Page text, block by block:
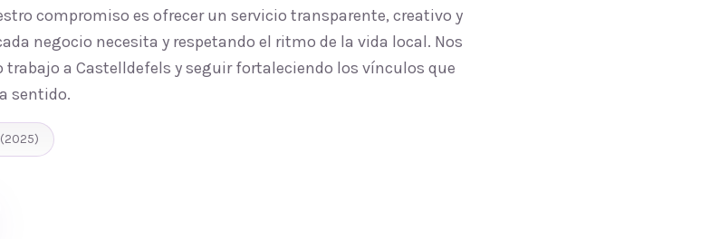
compromiso es ofrecer un servicio transparente, creativo y
negocio necesita y respetando el ritmo de la vida local. Nos
a Castelldefels y seguir fortaleciendo los vínculos que
sentido.
(2025)